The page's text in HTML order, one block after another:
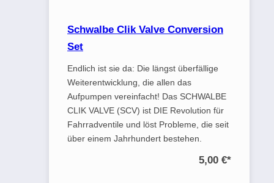
Schwalbe Clik Valve Conversion
Set
Endlich ist sie da: Die längst überfällige
Weiterentwicklung, die allen das
Aufpumpen vereinfacht! Das SCHWALBE
CLIK VALVE (SCV) ist DIE Revolution für
Fahrradventile und löst Probleme, die seit
über einem Jahrhundert bestehen.
5,00 €*